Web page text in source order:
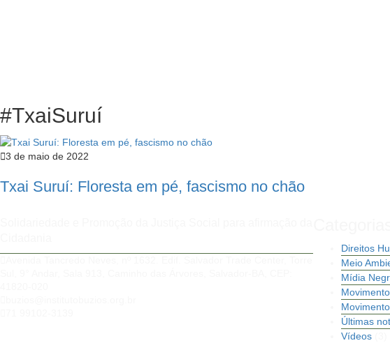
#TxaiSuruí
3 de maio de 2022
Txai Suruí: Floresta em pé, fascismo no chão
Direitos
Meio
Mídia
Últimas
Vídeos